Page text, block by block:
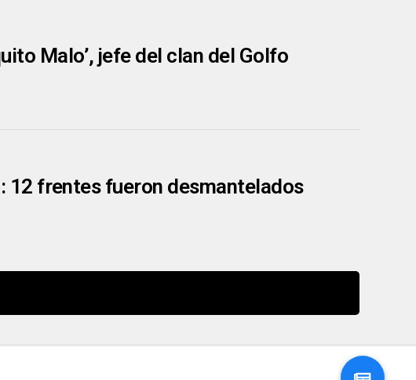
Malo’, jefe del clan del Golfo
12 frentes fueron desmantelados